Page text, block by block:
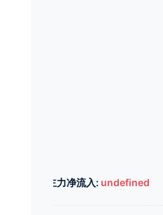
主力净流入: undefined